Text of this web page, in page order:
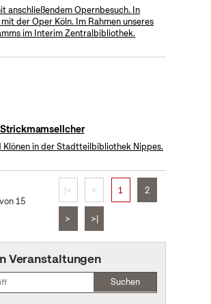
anschließendem Opernbesuch. In
der Oper Köln. Im Rahmen unseres
im Interim Zentralbibliothek.
Klönen in der Stadtteilbibliothek Nippes.
15
|< < 1 2
> >|
Veranstaltungen
Suchen